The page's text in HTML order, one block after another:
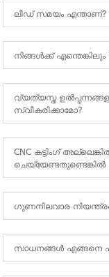
ലീഡ് സമയം എന്താണ്?
നിങ്ങൾക്ക് എന്തെങ്കിലും
വ്യത്യസ്ത
സ്വീകരിക്കാമോ?
CNC കട്ടിംഗ്
ഗുണനിലവാര
സാധനങ്ങൾ എങ്ങനെ